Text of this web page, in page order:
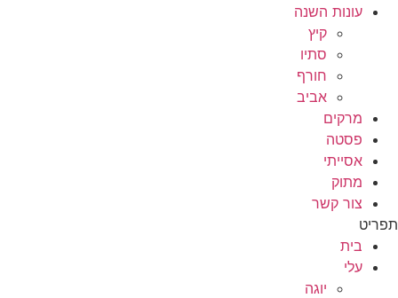
עונות השנה
קיץ
סתיו
חורף
אביב
מרקים
פסטה
אסייתי
מתוק
צור קשר
תפריט
בית
עלי
יוגה